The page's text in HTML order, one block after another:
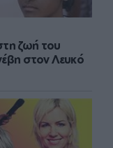
ζωή του
στον Λευκό